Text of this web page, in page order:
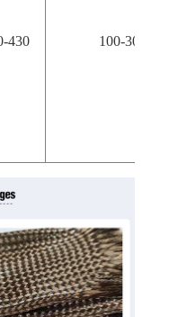
430 100-300